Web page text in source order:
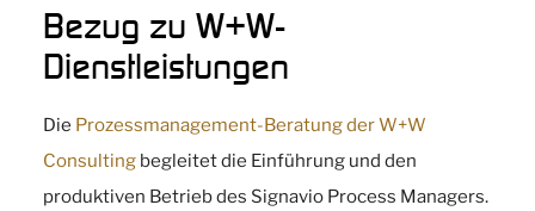
Bezug zu W+W-
Dienstleistungen
Die Prozessmanagement-Beratung der W+W
Consulting begleitet die Einführung und den
produktiven Betrieb des Signavio Process Managers.